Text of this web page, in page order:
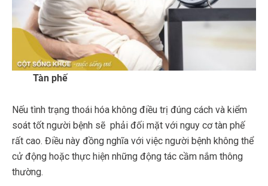
Tàn phế
Nếu tình trạng thoái hóa không điều trị đúng cách và kiểm
soát tốt người bệnh sẽ phải đối mặt với nguy cơ tàn phế
rất cao. Điều này đồng nghĩa với việc người bệnh không thể
cử động hoặc thực hiện những động tác cầm nắm thông
thường.